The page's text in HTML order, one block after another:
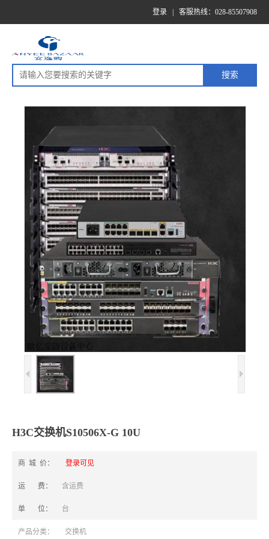
登录 客服热线：028-85507908
H3C交换机S10506X-G 10U
商 城 价： 登录可见
运 费： 含运费
单 位： 台
产品分类： 交换机